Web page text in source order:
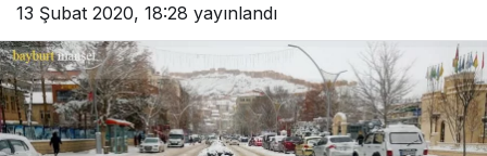
13 Şubat 2020, 18:28 yayınlandı